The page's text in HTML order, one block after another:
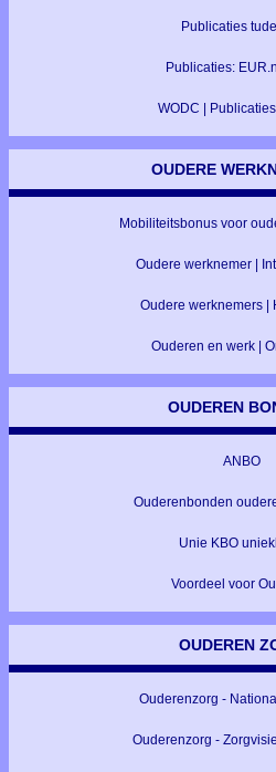
Publicaties
Publicaties:
WODC |
OUDERE
Mobiliteitsbonus voor
Oudere werknemer |
Oudere werknemers |
Ouderen en werk |
OUDEREN
ANBO
Ouderenbonden
Unie KBO
Voordeel voor
OUDEREN
Ouderenzorg -
Ouderenzorg -